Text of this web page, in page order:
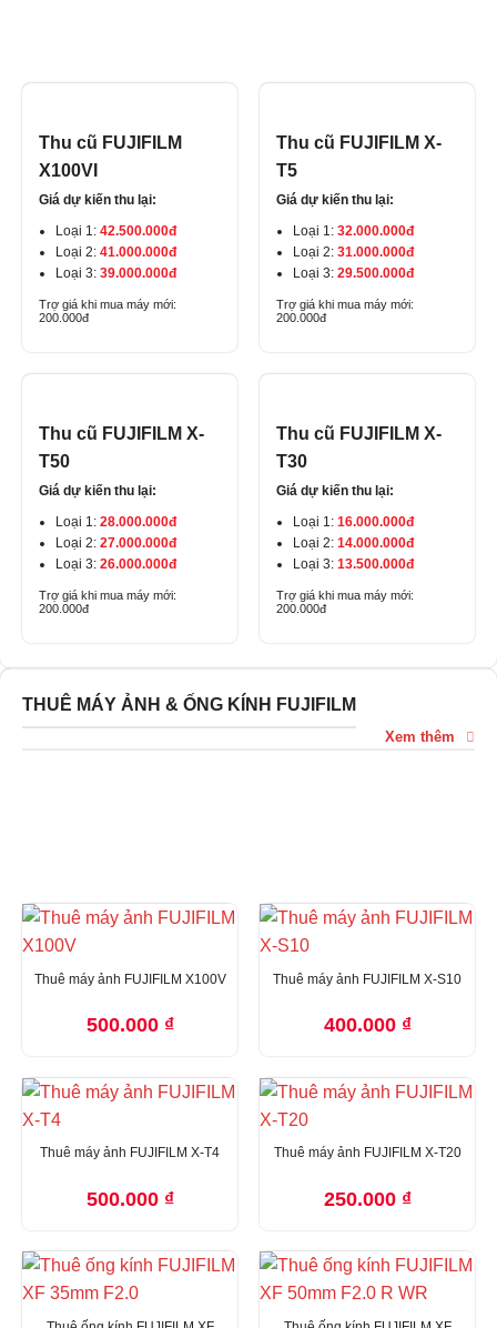
Thu cũ FUJIFILM
X100VI
Giá dự kiến thu lại:
Loại 1:42.500.000đ
Loại 2:41.000.000đ
Loại 3:39.000.000đ
Trợ giá khi mua máy mới:
200.000đ
Thu cũ FUJIFILM X-
T5
Giá dự kiến thu lại:
Loại 1:32.000.000đ
Loại 2:31.000.000đ
Loại 3:29.500.000đ
Trợ giá khi mua máy mới:
200.000đ
Thu cũ FUJIFILM X-
T50
Giá dự kiến thu lại:
Loại 1:28.000.000đ
Loại 2:27.000.000đ
Loại 3:26.000.000đ
Trợ giá khi mua máy mới:
200.000đ
Thu cũ FUJIFILM X-
T30
Giá dự kiến thu lại:
Loại 1:16.000.000đ
Loại 2:14.000.000đ
Loại 3:13.500.000đ
Trợ giá khi mua máy mới:
200.000đ
THUÊ MÁY ẢNH & ỐNG KÍNH FUJIFILM
Xem thêm
Thuê máy ảnh FUJIFILM X100V
500.000 ₫
Thuê máy ảnh FUJIFILM X-S10
400.000 ₫
Thuê máy ảnh FUJIFILM X-T4
500.000 ₫
Thuê máy ảnh FUJIFILM X-T20
250.000 ₫